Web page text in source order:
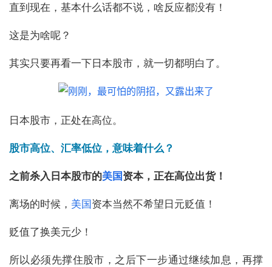
直到现在，基本什么话都不说，啥反应都没有！
这是为啥呢？
其实只要再看一下日本股市，就一切都明白了。
日本股市，正处在高位。
股市高位、汇率低位，意味着什么？
之前杀入日本股市的美国 资本，正在高位出货！
离场的时候， 美国 资本当然不希望日元贬值！
贬值了换美元少！
所以必须先撑住股市，之后下一步通过继续加息，再撑